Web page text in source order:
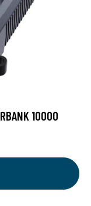
10000